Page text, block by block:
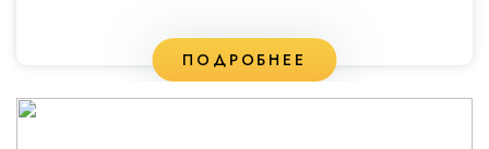
ПОДРОБНЕЕ